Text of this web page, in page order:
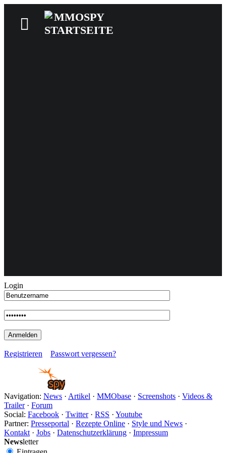
Login
Registrieren Passwort vergessen?
Navigation: News · Artikel · MMObase · Screenshots · Videos &
Trailer· Forum
Social: Facebook · Twitter· RSS · Youtube
Partner: Presseportal · Rezepte Online · Style und News ·
Kontakt · Jobs · Datenschutzerklärung · Impressum
Newsletter